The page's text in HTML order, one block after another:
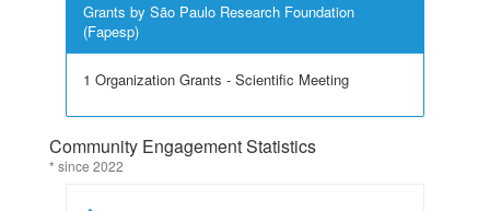
Grants by São Paulo Research Foundation
(Fapesp)
1 Organization Grants - Scientific Meeting
Community Engagement Statistics
* since 2022